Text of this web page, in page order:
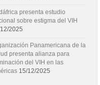
presenta estudio
sobre estigma del VIH
2025
Panamericana de la
presenta alianza para
del VIH en las
15/12/2025